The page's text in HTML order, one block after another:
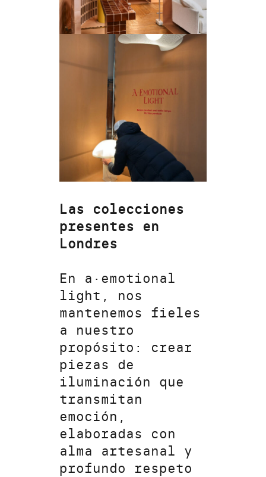
Las colecciones
presentes en
Londres
En a·emotional
light, nos
mantenemos fieles
a nuestro
propósito: crear
piezas de
iluminación que
transmitan
emoción,
elaboradas con
alma artesanal y
profundo respeto